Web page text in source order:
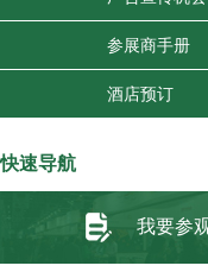
参展商手册
酒店预订
快速导航
我要参